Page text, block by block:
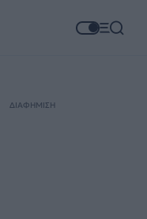
ΔΙΑΦΗΜΙΣΗ